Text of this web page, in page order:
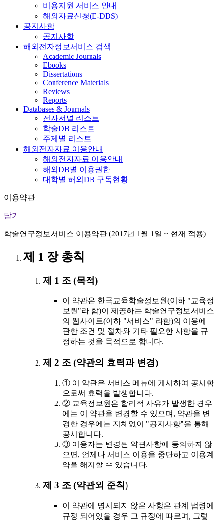
비용지원 서비스 안내
해외자료신청(E-DDS)
공지사항
공지사항
해외전자정보서비스 검색
Academic Journals
Ebooks
Dissertations
Conference Materials
Reviews
Reports
Databases & Journals
전자저널 리스트
학술DB 리스트
주제별 리스트
해외전자자료 이용안내
해외전자자료 이용안내
해외DB별 이용권한
대학별 해외DB 구독현황
이용약관
닫기
학술연구정보서비스 이용약관 (2017년 1월 1일 ~ 현재 적용)
제 1 장 총칙
제 1 조 (목적)
이 약관은 한국교육학술정보원(이하 "교육정
보원"라 함)이 제공하는 학술연구정보서비스
의 웹사이트(이하 "서비스" 라함)의 이용에
관한 조건 및 절차와 기타 필요한 사항을 규
정하는 것을 목적으로 합니다.
제 2 조 (약관의 효력과 변경)
① 이 약관은 서비스 메뉴에 게시하여 공시함
으로써 효력을 발생합니다.
② 교육정보원은 합리적 사유가 발생한 경우
에는 이 약관을 변경할 수 있으며, 약관을 변
경한 경우에는 지체없이 "공지사항"을 통해
공시합니다.
③ 이용자는 변경된 약관사항에 동의하지 않
으면, 언제나 서비스 이용을 중단하고 이용계
약을 해지할 수 있습니다.
제 3 조 (약관외 준칙)
이 약관에 명시되지 않은 사항은 관계 법령에
규정 되어있을 경우 그 규정에 따르며, 그렇